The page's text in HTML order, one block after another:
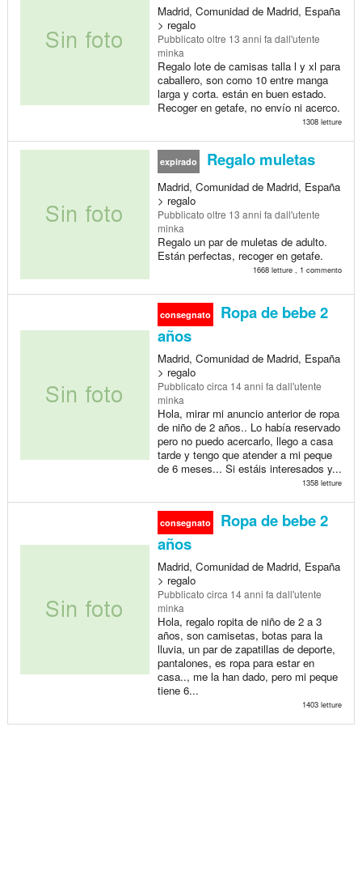
Madrid, Comunidad de Madrid, España
> regalo
Pubblicato oltre 13 anni fa dall'utente
minka
Regalo lote de camisas talla l y xl para
caballero, son como 10 entre manga
larga y corta. están en buen estado.
Recoger en getafe, no envío ni acerco.
1308 letture
expirado Regalo muletas
Madrid, Comunidad de Madrid, España
> regalo
Pubblicato oltre 13 anni fa dall'utente
minka
Regalo un par de muletas de adulto.
Están perfectas, recoger en getafe.
1668 letture , 1 commento
consegnato
Ropa de bebe 2
años
Madrid, Comunidad de Madrid, España
> regalo
Pubblicato circa 14 anni fa dall'utente
minka
Hola, mirar mi anuncio anterior de ropa
de niño de 2 años.. Lo había reservado
pero no puedo acercarlo, llego a casa
tarde y tengo que atender a mi peque
de 6 meses... Si estáis interesados y...
1358 letture
consegnato
Ropa de bebe 2
años
Madrid, Comunidad de Madrid, España
> regalo
Pubblicato circa 14 anni fa dall'utente
minka
Hola, regalo ropita de niño de 2 a 3
años, son camisetas, botas para la
lluvia, un par de zapatillas de deporte,
pantalones, es ropa para estar en
casa.., me la han dado, pero mi peque
tiene 6...
1403 letture